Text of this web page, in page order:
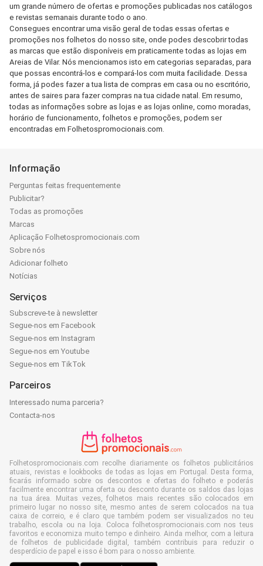
um grande número de ofertas e promoções publicadas nos catálogos
e revistas semanais durante todo o ano.
Consegues encontrar uma visão geral de todas essas ofertas e
promoções nos folhetos do nosso site, onde podes descobrir todas
as marcas que estão disponíveis em praticamente todas as lojas em
Areias de Vilar. Nós mencionamos isto em categorias separadas, para
que possas encontrá-los e compará-los com muita facilidade. Dessa
forma, já podes fazer a tua lista de compras em casa ou no escritório,
antes de saires para fazer compras na tua cidade natal. Em resumo,
todas as informações sobre as lojas e as lojas online, como moradas,
horário de funcionamento, folhetos e promoções, podem ser
encontradas em Folhetospromocionais.com.
Informação
Perguntas feitas frequentemente
Publicitar?
Todas as promoções
Marcas
Aplicação Folhetospromocionais.com
Sobre nós
Adicionar folheto
Notícias
Serviços
Subscreve-te à newsletter
Segue-nos em Facebook
Segue-nos em Instagram
Segue-nos em Youtube
Segue-nos em TikTok
Parceiros
Interessado numa parceria?
Contacta-nos
Folhetospromocionais.com recolhe diariamente os folhetos publicitários
atuais, revistas e lookbooks de todas as lojas em Portugal. Desta forma,
ficarás informado sobre os descontos e ofertas do folheto e poderás
facilmente encontrar uma oferta ou desconto durante os saldos das lojas
na tua área. Muitas vezes, folhetos mais recentes são colocados em
primeiro lugar no nosso site, mesmo antes de serem colocados na tua
caixa de correio, e é claro que também podem ser visualizados no teu
trabalho, escola ou na loja. Coloca folhetospromocionais.com nos teus
favoritos e economiza muito tempo e dinheiro. Ainda melhor, com a leitura
de folhetos de publicidade digital, também contribuis para reduzir o
desperdício de papel e isso é bom para o nosso ambiente.